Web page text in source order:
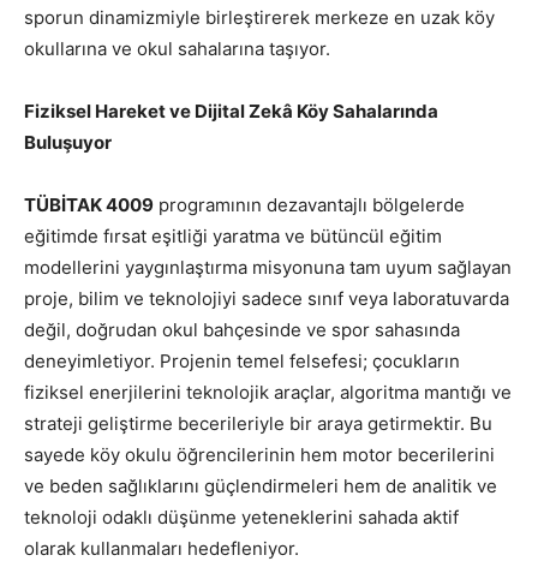
sporun dinamizmiyle birleştirerek merkeze en uzak köy
okullarına ve okul sahalarına taşıyor.
Fiziksel Hareket ve Dijital Zekâ Köy Sahalarında
Buluşuyor
TÜBİTAK 4009 programının dezavantajlı bölgelerde
eğitimde fırsat eşitliği yaratma ve bütüncül eğitim
modellerini yaygınlaştırma misyonuna tam uyum sağlayan
proje, bilim ve teknolojiyi sadece sınıf veya laboratuvarda
değil, doğrudan okul bahçesinde ve spor sahasında
deneyimletiyor. Projenin temel felsefesi; çocukların
fiziksel enerjilerini teknolojik araçlar, algoritma mantığı ve
strateji geliştirme becerileriyle bir araya getirmektir. Bu
sayede köy okulu öğrencilerinin hem motor becerilerini
ve beden sağlıklarını güçlendirmeleri hem de analitik ve
teknoloji odaklı düşünme yeteneklerini sahada aktif
olarak kullanmaları hedefleniyor.